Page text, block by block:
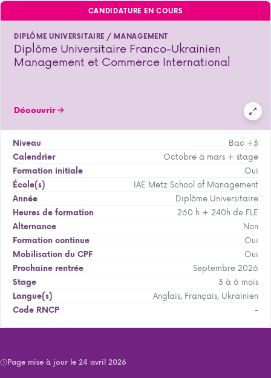
CANDIDATURE EN COURS
DIPLÔME UNIVERSITAIRE / MANAGEMENT
Diplôme Universitaire Franco-Ukrainien
Management et Commerce International
Découvrir
Niveau
Bac +3
Calendrier
Octobre à mars + stage
Formation initiale
Oui
École(s)
IAE Metz School of Management
Année
Diplôme Universitaire
Heures de formation
260 h + 240h de FLE
Alternance
Non
Formation continue
Oui
Mobilisation du CPF
Oui
Prochaine rentrée
Septembre 2026
Stage
3 à 6 mois
Langue(s)
Anglais, Français, Ukrainien
Code RNCP
-
Page mise à jour le 24 avril 2026